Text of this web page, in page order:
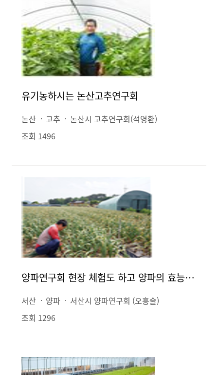
유기농하시는 논산고추연구회
논산 고추
논산시 고추연구회(석영환)
조회 1496
양파연구회 현장 체험도 하고 양파의 효능 알아보았어요
서산 양파
서산시 양파연구회 (오흥술)
조회 1296